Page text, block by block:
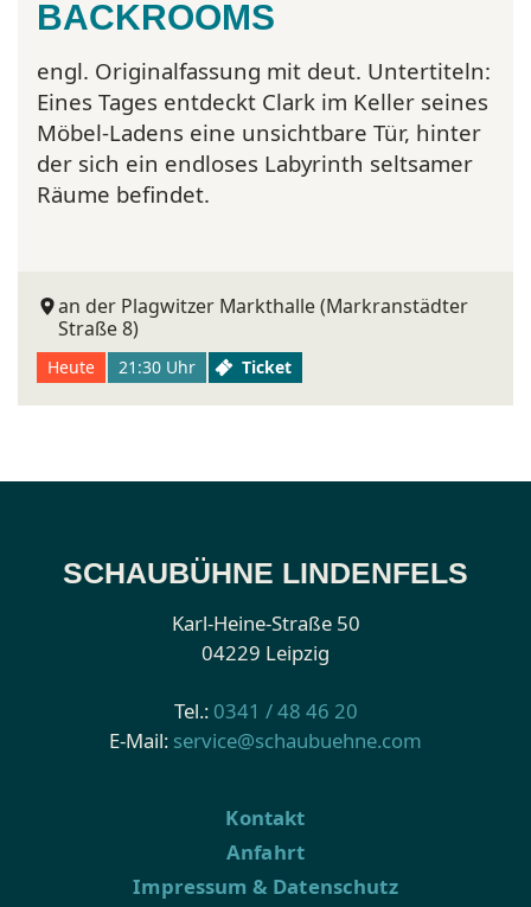
BACKROOMS
engl. Originalfassung mit deut. Untertiteln:
Eines Tages entdeckt Clark im Keller seines
Möbel-Ladens eine unsichtbare Tür, hinter
der sich ein endloses Labyrinth seltsamer
Räume befindet.
an der Plagwitzer Markthalle (Markranstädter
Straße 8)
Heute 21:30 Uhr Ticket
SCHAUBÜHNE LINDENFELS
Karl-Heine-Straße 50
04229 Leipzig
Tel.: 0341 / 48 46 20
E-Mail: service@schaubuehne.com
Kontakt
Anfahrt
Impressum & Datenschutz